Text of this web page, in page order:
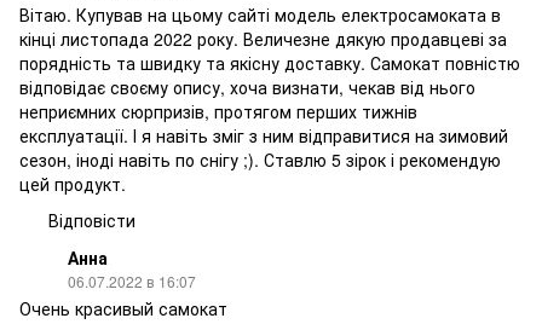
Вітаю. Купував на цьому сайті модель електросамоката в
кінці листопада 2022 року. Величезне дякую продавцеві за
порядність та швидку та якісну доставку. Самокат повністю
відповідає своєму опису, хоча визнати, чекав від нього
неприємних сюрпризів, протягом перших тижнів
експлуатації. І я навіть зміг з ним відправитися на зимовий
сезон, іноді навіть по снігу ;). Ставлю 5 зірок і рекомендую
цей продукт.
Відповісти
Анна
06.07.2022 в 16:07
Очень красивый самокат